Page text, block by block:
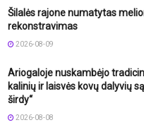
Šilalės rajone numatytas
rekonstravimas
2026-08-09
Ariogaloje nuskambėjo
kalinių ir laisvės kovų dalyvių
širdy“
2026-08-08